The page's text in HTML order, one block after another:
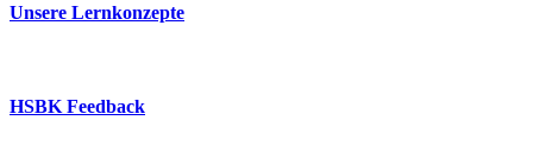
Unsere Lernkonzepte
HSBK Feedback